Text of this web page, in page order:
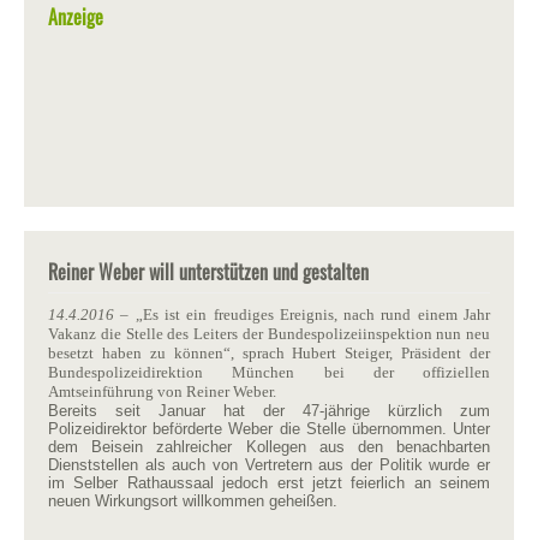
Anzeige
Reiner Weber will unterstützen und gestalten
14.4.2016 – „Es ist ein freudiges Ereignis, nach rund einem Jahr
Vakanz die Stelle des Leiters der Bundespolizeiinspektion nun neu
besetzt haben zu können“, sprach Hubert Steiger, Präsident der
Bundespolizeidirektion München bei der offiziellen
Amtseinführung von Reiner Weber.
Bereits seit Januar hat der 47-jährige kürzlich zum
Polizeidirektor beförderte Weber die Stelle übernommen. Unter
dem Beisein zahlreicher Kollegen aus den benachbarten
Dienststellen als auch von Vertretern aus der Politik wurde er
im Selber Rathaussaal jedoch erst jetzt feierlich an seinem
neuen Wirkungsort willkommen geheißen.